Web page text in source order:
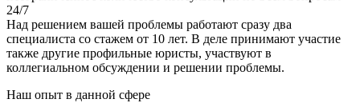
24/7
Над решением вашей проблемы работают сразу два
специалиста со стажем от 10 лет. В деле принимают участие
также другие профильные юристы, участвуют в
коллегиальном обсуждении и решении проблемы.
Наш опыт в данной сфере